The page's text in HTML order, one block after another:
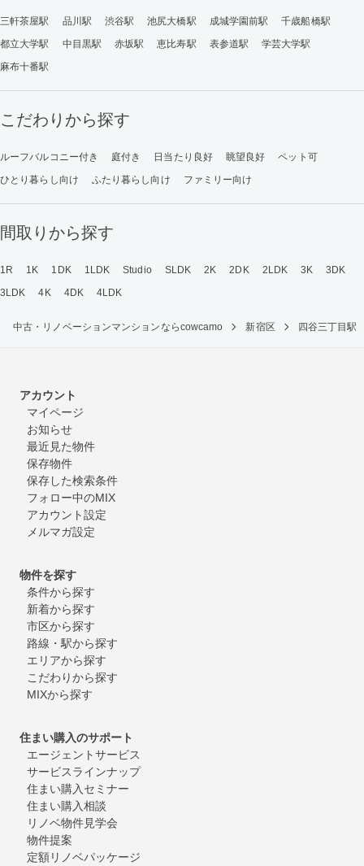
三軒茶屋駅 品川駅 渋谷駅 池尻大橋駅 成城学園前駅
千歳船橋駅
都立大学駅
中目黒駅 赤坂駅 恵比寿駅 表参道駅
学芸大学駅
麻布十番駅
こだわりから探す
ルーフバルコニー付き 庭付き 日当たり良好 眺望良好
ペット可
ひとり暮らし向け
ふたり暮らし向け ファミリー向け
間取りから探す
1R 1K 1DK 1LDK Studio SLDK 2K 2DK 2LDK 3K
3DK
3LDK
4K 4DK 4LDK
中古・リノベーションマンションならcowcamo 新宿区 四谷三丁目駅
アカウント
マイページ
お知らせ
最近見た物件
保存物件
保存した検索条件
フォロー中のMIX
アカウント設定
メルマガ設定
物件を探す
条件から探す
新着から探す
市区から探す
路線・駅から探す
エリアから探す
こだわりから探す
MIXから探す
住まい購入のサポート
エージェントサービス
サービスラインナップ
住まい購入セミナー
住まい購入相談
リノベ物件見学会
物件提案
定額リノベパッケージ